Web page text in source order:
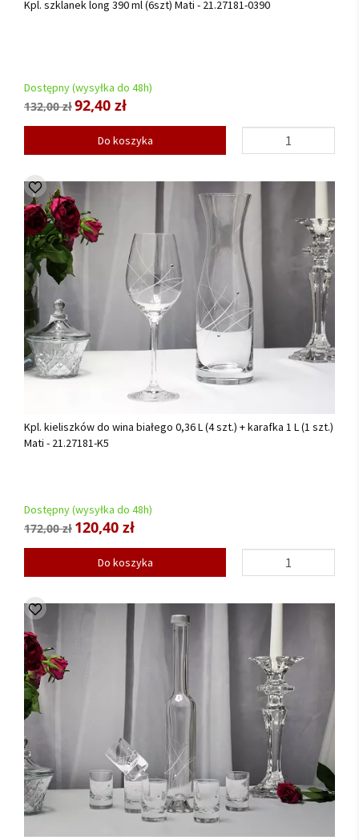
Kpl. szklanek long 390 ml (6szt) Mati - 21.27181-0390
Dostępny (wysyłka do 48h)
132,00 zł92,40 zł
Do koszyka
Kpl. kieliszków do wina białego 0,36 L (4 szt.) + karafka 1 L (1 szt.)
Mati - 21.27181-K5
Dostępny (wysyłka do 48h)
172,00 zł 120,40 zł
Do koszyka